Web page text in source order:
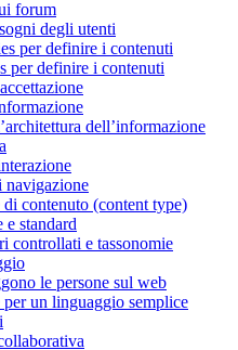
forum
degli utenti
per definire i contenuti
per definire i contenuti
dell’informazione
navigazione
contenuto (content type)
standard
controllati e tassonomie
le persone sul web
un linguaggio semplice